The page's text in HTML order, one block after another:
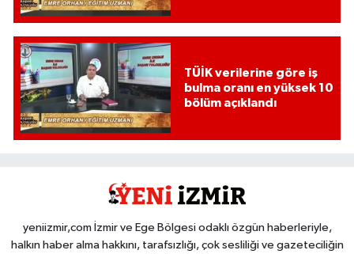
TÜİK verilerine göre iş
bulma oranı en yüksek 10
bölüm açıklandı
yeniizmir,com İzmir ve Ege Bölgesi odaklı özgün haberleriyle,
halkın haber alma hakkını, tarafsızlığı, çok sesliliği ve gazeteciliğin